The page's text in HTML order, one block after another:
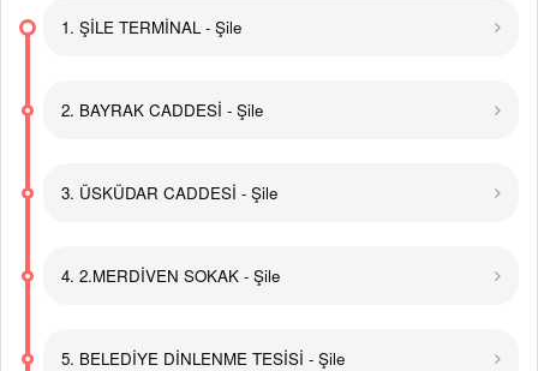
1. ŞİLE TERMİNAL - Şile
2. BAYRAK CADDESİ - Şile
3. ÜSKÜDAR CADDESİ - Şile
4. 2.MERDİVEN SOKAK - Şile
5. BELEDİYE DİNLENME TESİSİ - Şile